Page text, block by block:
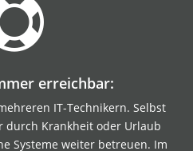
erreichbar:
IT-Technikern. Selbst
durch Krankheit oder Urlaub
Systeme weiter betreuen. Im